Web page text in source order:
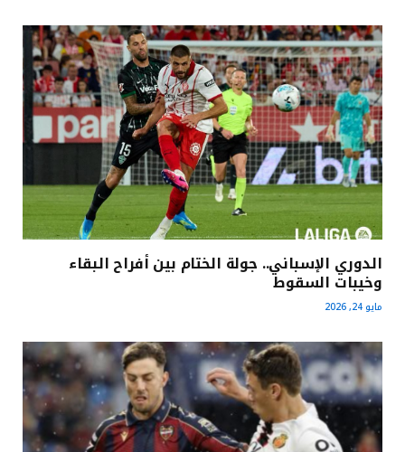
الدوري الإسباني.. جولة الختام بين أفراح البقاء
وخيبات السقوط
مايو 24, 2026